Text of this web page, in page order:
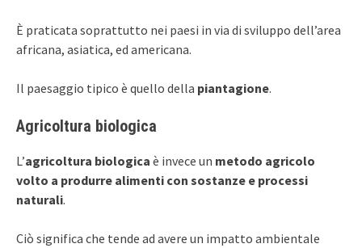
È praticata soprattutto nei paesi in via di sviluppo dell’area
africana, asiatica, ed americana.
Il paesaggio tipico è quello della piantagione.
Agricoltura biologica
L’agricoltura biologica è invece un metodo agricolo
volto a produrre alimenti con sostanze e processi
naturali.
Ciò significa che tende ad avere un impatto ambientale